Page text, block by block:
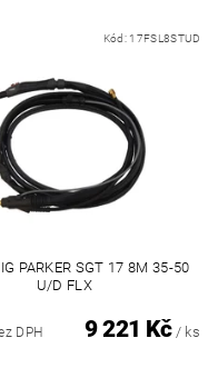
Kód: 17FSL8STUD
PARKER SGT 17 8M 35-50
U/D FLX
DPH 9 221 Kč / ks